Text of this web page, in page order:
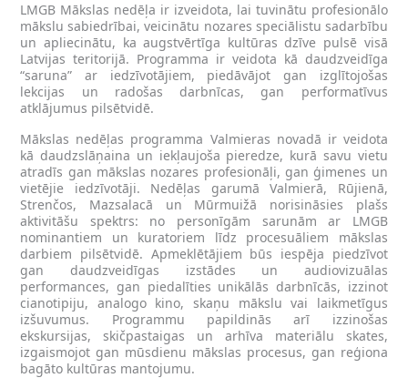
LMGB Mākslas nedēļa ir izveidota, lai tuvinātu profesionālo
mākslu sabiedrībai, veicinātu nozares speciālistu sadarbību
un apliecinātu, ka augstvērtīga kultūras dzīve pulsē visā
Latvijas teritorijā. Programma ir veidota kā daudzveidīga
“saruna” ar iedzīvotājiem, piedāvājot gan izglītojošas
lekcijas un radošas darbnīcas, gan performatīvus
atklājumus pilsētvidē.
Mākslas nedēļas programma Valmieras novadā ir veidota
kā daudzslāņaina un iekļaujoša pieredze, kurā savu vietu
atradīs gan mākslas nozares profesionāļi, gan ģimenes un
vietējie iedzīvotāji. Nedēļas garumā Valmierā, Rūjienā,
Strenčos, Mazsalacā un Mūrmuižā norisināsies plašs
aktivitāšu spektrs: no personīgām sarunām ar LMGB
nominantiem un kuratoriem līdz procesuāliem mākslas
darbiem pilsētvidē. Apmeklētājiem būs iespēja piedzīvot
gan daudzveidīgas izstādes un audiovizuālas
performances, gan piedalīties unikālās darbnīcās, izzinot
cianotipiju, analogo kino, skaņu mākslu vai laikmetīgus
izšuvumus. Programmu papildinās arī izzinošas
ekskursijas, skičpastaigas un arhīva materiālu skates,
izgaismojot gan mūsdienu mākslas procesus, gan reģiona
bagāto kultūras mantojumu.